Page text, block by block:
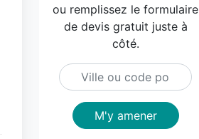
ou remplissez le formulaire
de devis gratuit juste à
côté.
M'y amener